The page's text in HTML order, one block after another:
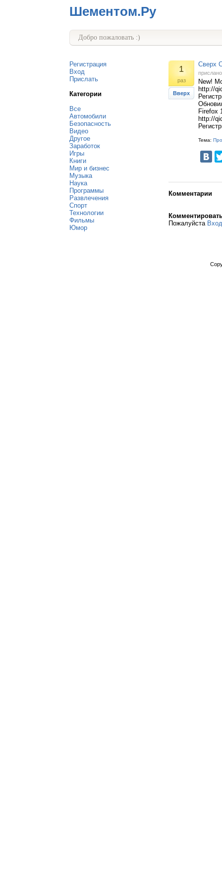
Шементом.Ру
Добро пожаловать :)
Регистрация
Вход
Прислать
Категории
Все
Автомобили
Безопасность
Видео
Другое
Заработок
Игры
Книги
Мир и бизнес
Музыка
Наука
Программы
Развлечения
Спорт
Технологии
Фильмы
Юмор
1
раз
Вверх
Сверх
New!
http://
Firefox
http://
Тема:
Комментарии
Пожалуйста Вход